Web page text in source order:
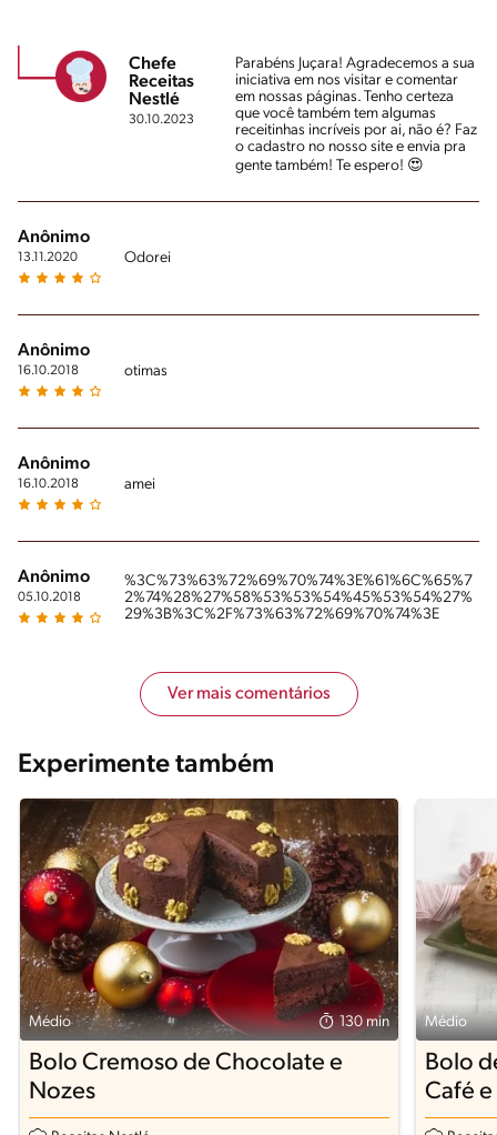
Chefe
Receitas
Nestlé
30.10.2023
Parabéns Juçara! Agradecemos a sua
iniciativa em nos visitar e comentar
em nossas páginas. Tenho certeza
que você também tem algumas
receitinhas incríveis por ai, não é? Faz
o cadastro no nosso site e envia pra
gente também! Te espero! 😍
Anônimo
13.11.2020 Odorei
Anônimo
16.10.2018 otimas
Anônimo
16.10.2018 amei
Anônimo
05.10.2018
%3C%73%63%72%69%70%74%3E%61%6C%65%7
2%74%28%27%58%53%53%54%45%53%54%27%
29%3B%3C%2F%73%63%72%69%70%74%3E
Ver mais comentários
Experimente também
Médio 130 min
Bolo Cremoso de Chocolate e
Nozes
Médio
Bolo
Café